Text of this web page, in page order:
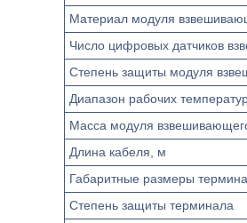
Материал модуля
Число цифровых датчиков
Степень защиты модуля
Диапазон рабочих
Масса модуля взвешивающего
Длина кабеля, м
Габаритные размеры
Степень защиты терминала